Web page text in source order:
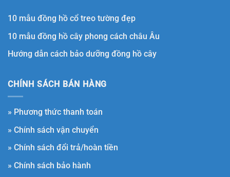
10 mẫu đồng hồ cổ treo tường đẹp
10 mẫu đồng hồ cây phong cách châu Âu
Hướng dẫn cách bảo dưỡng đồng hồ cây
CHÍNH SÁCH BÁN HÀNG
» Phương thức thanh toán
» Chính sách vận chuyển
» Chính sách đổi trả/hoàn tiền
» Chính sách bảo hành